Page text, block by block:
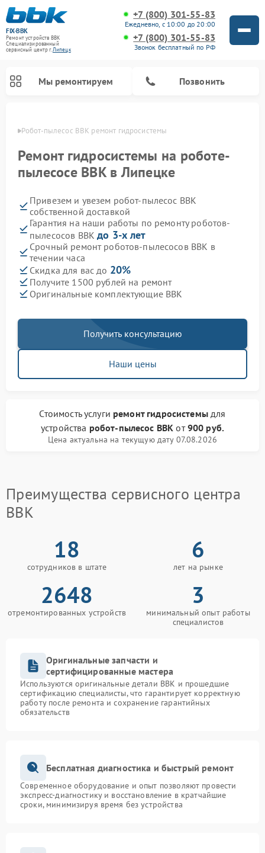
FIX-BBK
Ремонт устройств BBK
Специализированный
cервисный центр г.Липецк
+7 (800) 301-55-83
Ежедневно, с 10:00 до 20:00
+7 (800) 301-55-83
Звонок бесплатный по РФ
Мы ремонтируем Позвонить
Робот-пылесос BBK ремонт гидросистемы
Ремонт гидросистемы на роботе-
пылесосе BBK в Липецке
Привезем и увезем робот-пылесос BBK
собственной доставкой
Гарантия на наши работы по ремонту роботов-
пылесосов BBKдо 3-х лет
Срочный ремонт роботов-пылесосов BBK в
течении часа
Скидка для вас до 20%
Получите 1500 рублей на ремонт
Оригинальные комплектующие BBK
Получить консультацию
Наши цены
Стоимость услуги ремонт гидросистемыдля
устройства робот-пылесос BBK от900 руб.
Цена актуальна на текущую дату 07.08.2026
Преимущества сервисного центра
BBK
18
сотрудников в штате
6
лет на рынке
2648
отремонтированных устройств
3
минимальный опыт работы
специалистов
Оригинальные запчасти и
сертифицированные мастера
Используются оригинальные детали BBK и прошедшие
сертификацию специалисты, что гарантирует корректную
работу после ремонта и сохранение гарантийных
обязательств
Бесплатная диагностика и быстрый ремонт
Современное оборудование и опыт позволяют провести
экспресс-диагностику и восстановление в кратчайшие
сроки, минимизируя время без устройства